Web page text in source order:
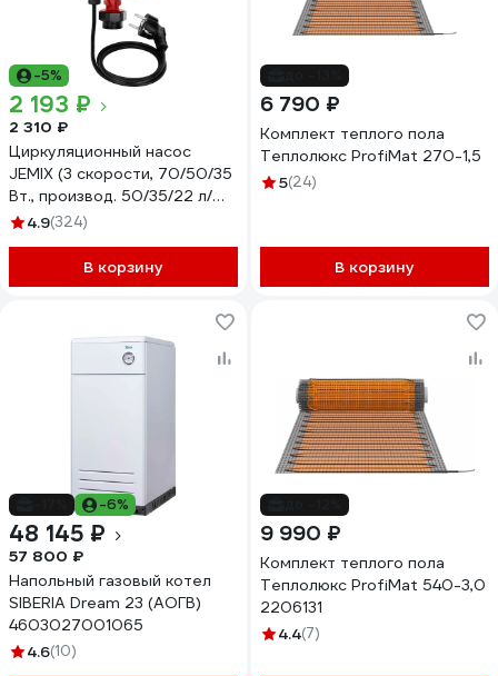
-5%
2 193 ₽
2 310 ₽
Циркуляционный насос
JEMIX (3 скорости, 70/50/35
Вт., производ. 50/35/22 л/
мин.) ЦН-25/4-180
4.9(324)
В корзину
6 790 ₽
Комплект теплого пола
Теплолюкс ProfiMat 270-1,5
5(24)
В корзину
-6%
48 145 ₽
57 800 ₽
Напольный газовый котел
SIBERIA Dream 23 (АОГВ)
4603027001065
4.6(10)
9 990 ₽
Комплект теплого пола
Теплолюкс ProfiMat 540-3,0
2206131
4.4(7)